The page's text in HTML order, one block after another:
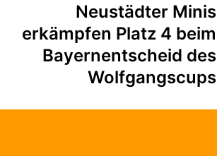
Neustädter Minis
erkämpfen Platz 4 beim
Bayernentscheid des
Wolfgangscups